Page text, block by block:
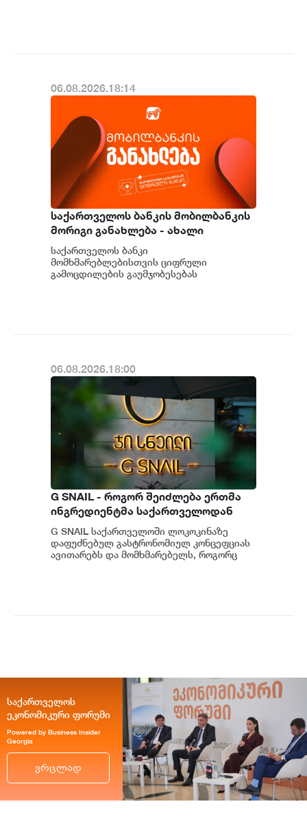
06.08.2026.18:14
საქართველოს ბანკის მობილბანკის
მორიგი განახლება - ახალი
შესაძლებლობები
მომხმარებლებისთვის
საქართველოს ბანკი
მომხმარებლებისთვის ციფრული
გამოცდილების გაუმჯობესებას
06.08.2026.18:00
G SNAIL - როგორ შეიძლება ერთმა
ინგრედიენტმა საქართველოდან
საერთაშორისო კულინარიულ
კონცეფციას ჩაუყაროს საფუძველი
G SNAIL საქართველოში ლოკოკინაზე
დაფუძნებულ გასტრონომიულ კონცეფციას
ავითარებს და მომხმარებელს, როგორც
საქართველოს
ეკონომიკური ფორუმი
Powered by Business Insider
Georgia
ვრცლად